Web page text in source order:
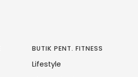
BUTIK PENT. FITNESS
Lifestyle